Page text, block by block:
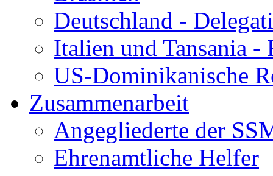
Deutschland -
Italien und Tansania -
US-Dominikanische
Zusammenarbeit
Angegliederte der
Ehrenamtliche Helfer